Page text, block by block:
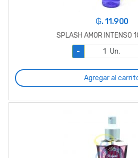
₲. 11.900
SPLASH AMOR INTENSO
-
Un.
Agregar al